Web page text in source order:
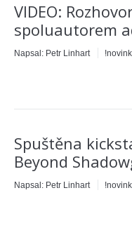
VIDEO:
spoluautorem
Napsal: Petr Linhart
Spuštěna
Beyond
Napsal: Petr Linhart